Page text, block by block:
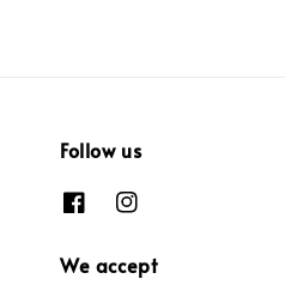
Follow us
We accept